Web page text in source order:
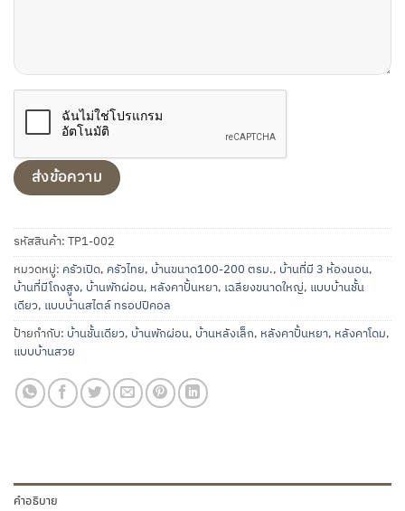
รหัสสินค้า:TP1-002
หมวดหมู่: ครัวเปิด, ครัวไทย, บ้านขนาด100-200 ตรม., บ้านที่มี 3 ห้องนอน,
บ้านที่มีโถงสูง, บ้านพักผ่อน, หลังคาปั้นหยา, เฉลียงขนาดใหญ่, แบบบ้านชั้น
เดียว, แบบบ้านสไตล์ ทรอปปิคอล
ป้ายกำกับ: บ้านชั้นเดียว, บ้านพักผ่อน, บ้านหลังเล็ก, หลังคาปั้นหยา, หลังคาโดม,
แบบบ้านสวย
คำอธิบาย